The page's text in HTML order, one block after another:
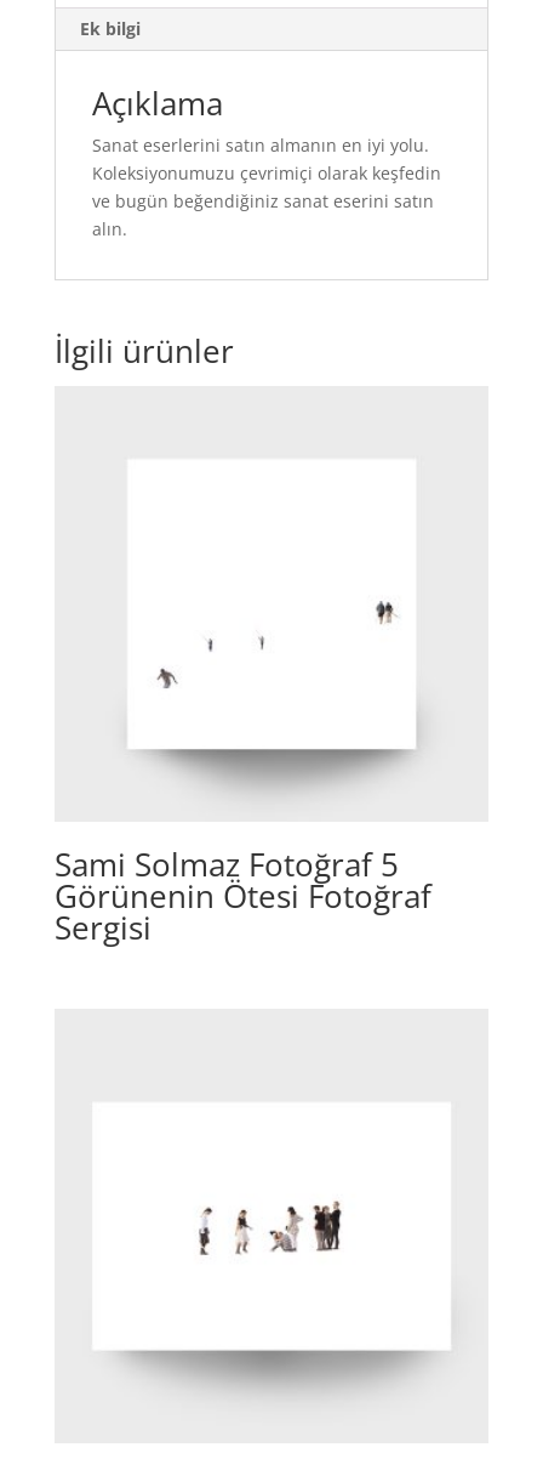
Ek bilgi
Açıklama
Sanat eserlerini satın almanın en iyi yolu.
Koleksiyonumuzu çevrimiçi olarak keşfedin
ve bugün beğendiğiniz sanat eserini satın
alın.
İlgili ürünler
Sami Solmaz Fotoğraf 5
Görünenin Ötesi Fotoğraf
Sergisi